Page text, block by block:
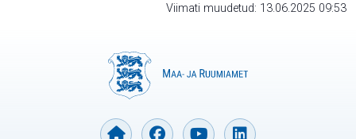
Viimati muudetud: 13.06.2025 09:53